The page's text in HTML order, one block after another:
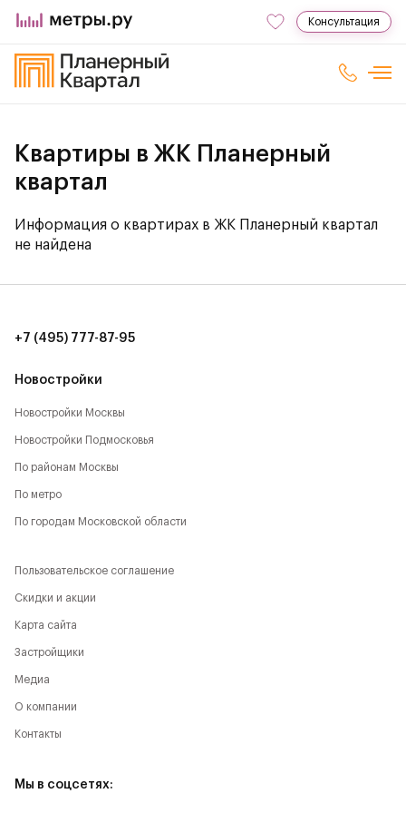
Консультация
Квартиры в ЖК Планерный
квартал
Информация о квартирах в ЖК Планерный квартал
не найдена
Новостройки
Новостройки Москвы
Новостройки Подмосковья
По районам Москвы
По метро
По городам Московской области
+7 (495) 777-87-95
Пользовательское соглашение
Скидки и акции
Карта сайта
Застройщики
Медиа
О компании
Контакты
Мы в соцсетях: